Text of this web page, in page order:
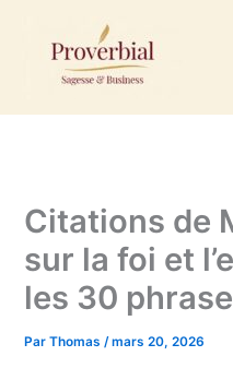
contenu
Citations de
sur la foi et
les 30
ParThomas/mars 20, 2026